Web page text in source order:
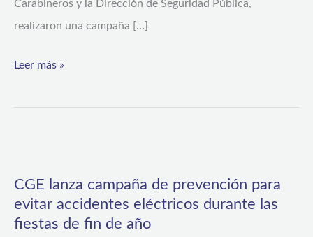
Carabineros y la Dirección de Seguridad Pública,
realizaron una campaña […]
de
de
Leer más »
CGE lanza campaña de prevención para
evitar accidentes eléctricos durante las
fiestas de fin de año
campaña